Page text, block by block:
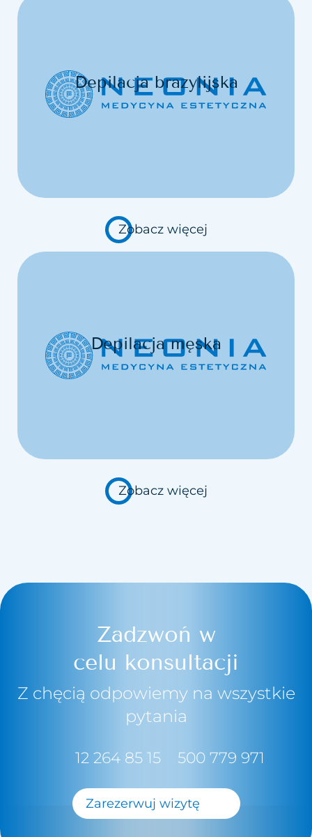
Depilacja brazylijska
Zobacz więcej
Depilacja męska
Zobacz więcej
Zadzwoń w
celu konsultacji
Z chęcią odpowiemy na wszystkie
pytania
12 264 85 15 500 779 971
Zarezerwuj wizytę